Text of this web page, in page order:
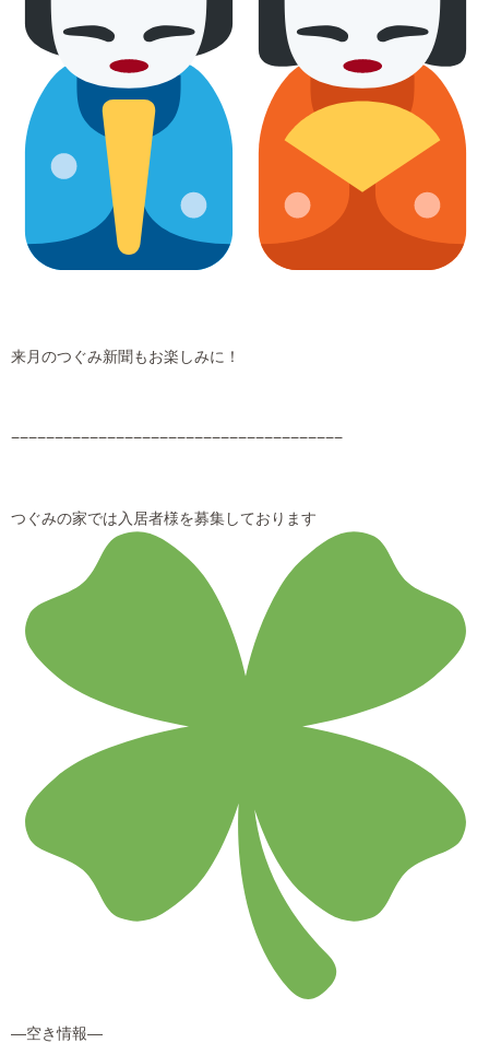
来月のつぐみ新聞もお楽しみに！
−−−−−−−−−−−−−−−−−−−−−−−−−−−−−−−−−−−−−−
つぐみの家では入居者様を募集しております
―空き情報―